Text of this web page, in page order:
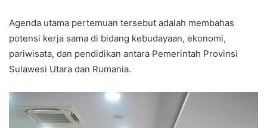
Agenda utama pertemuan tersebut adalah membahas
potensi kerja sama di bidang kebudayaan, ekonomi,
pariwisata, dan pendidikan antara Pemerintah Provinsi
Sulawesi Utara dan Rumania.